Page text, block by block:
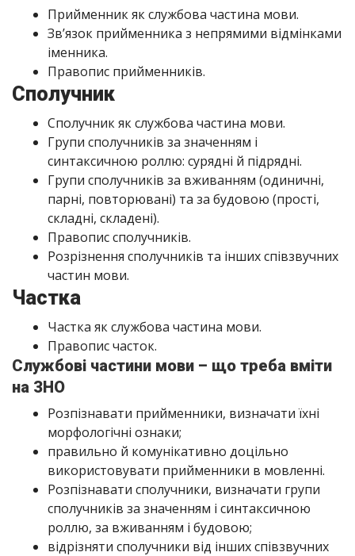
Прийменник як службова частина мови.
Зв’язок прийменника з непрямими відмінками
іменника.
Правопис прийменників.
Сполучник
Сполучник як службова частина мови.
Групи сполучників за значенням і
синтаксичною роллю: сурядні й підрядні.
Групи сполучників за вживанням (одиничні,
парні, повторювані) та за будовою (прості,
складні, складені).
Правопис сполучників.
Розрізнення сполучників та інших співзвучних
частин мови.
Частка
Частка як службова частина мови.
Правопис часток.
Службові частини мови – що треба вміти
на ЗНО
Розпізнавати прийменники, визначати їхні
морфологічні ознаки;
правильно й комунікативно доцільно
використовувати прийменники в мовленні.
Розпізнавати сполучники, визначати групи
сполучників за значенням і синтаксичною
роллю, за вживанням і будовою;
відрізняти сполучники від інших співзвучних